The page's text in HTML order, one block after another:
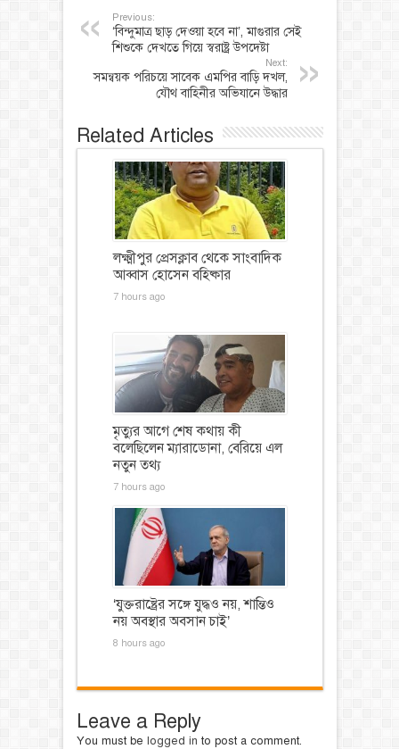
Previous:
‘বিন্দুমাত্র ছাড় দেওয়া হবে না’, মাগুরার সেই
শিশুকে দেখতে গিয়ে স্বরাষ্ট্র উপদেষ্টা
Next:
সমন্বয়ক পরিচয়ে সাবেক এমপির বাড়ি দখল,
যৌথ বাহিনীর অভিযানে উদ্ধার
Related Articles
লক্ষ্মীপুর প্রেসক্লাব থেকে সাংবাদিক
আব্বাস হোসেন বহিষ্কার
7 hours ago
মৃত্যুর আগে শেষ কথায় কী
বলেছিলেন ম্যারাডোনা, বেরিয়ে এল
নতুন তথ্য
7 hours ago
‘যুক্তরাষ্ট্রের সঙ্গে যুদ্ধও নয়, শান্তিও
নয় অবস্থার অবসান চাই’
8 hours ago
Leave a Reply
You must be logged in to post a comment.